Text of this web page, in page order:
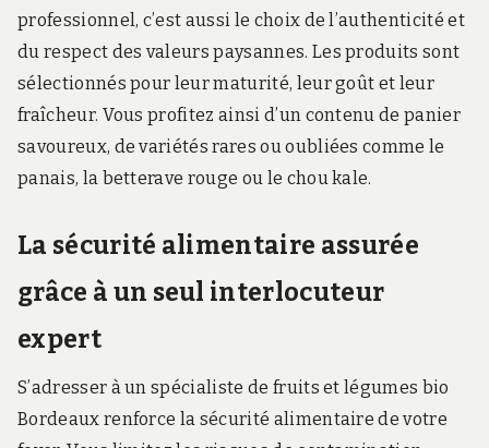
professionnel, c’est aussi le choix de l’authenticité et
du respect des valeurs paysannes. Les produits sont
sélectionnés pour leur maturité, leur goût et leur
fraîcheur. Vous profitez ainsi d’un contenu de panier
savoureux, de variétés rares ou oubliées comme le
panais, la betterave rouge ou le chou kale.
La sécurité alimentaire assurée
grâce à un seul interlocuteur
expert
S’adresser à un spécialiste de fruits et légumes bio
Bordeaux renforce la sécurité alimentaire de votre